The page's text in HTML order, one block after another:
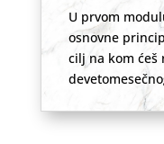
U prvom
osnovne
cilj na kom ćeš